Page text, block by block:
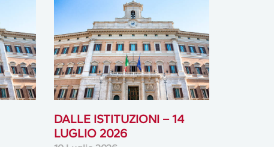
DALLE ISTITUZIONI – 14
LUGLIO 2026